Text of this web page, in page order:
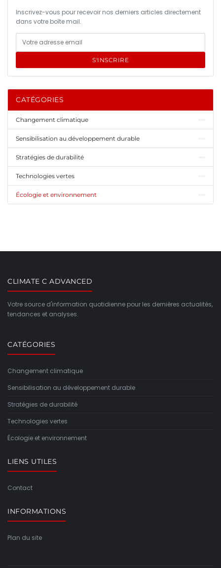
Inscrivez-vous pour recevoir nos derniers articles directement
dans votre boîte mail.
S'INSCRIRE
CATÉGORIES
Changement climatique
Sensibilisation au développement durable
Stratégies de durabilité
Technologies vertes
Écologie et environnement
CLIMATE C ADVANCED
Votre source d'information quotidienne pour les dernières actualités,
tendances et analyses.
CATÉGORIES
Changement climatique
Sensibilisation au développement durable
Stratégies de durabilité
Technologies vertes
Écologie et environnement
LIENS UTILES
Contact
INFORMATIONS
Plan du site